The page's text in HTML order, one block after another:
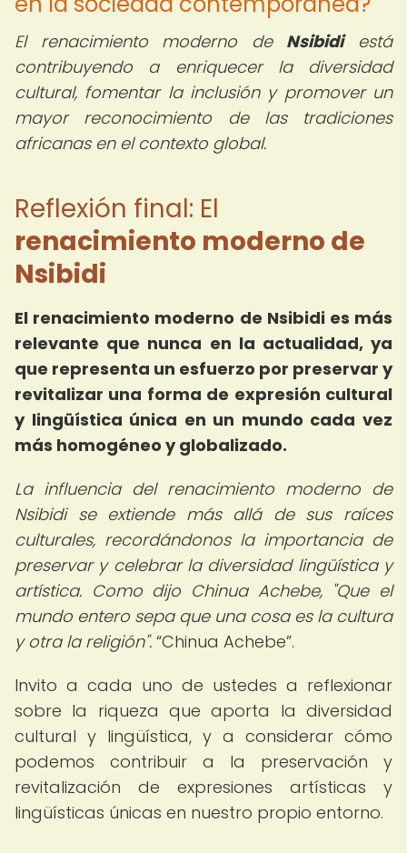
El renacimiento moderno de Nsibidiestá
contribuyendo a enriquecer la diversidad
cultural, fomentar la inclusión y promover un
mayor reconocimiento de las tradiciones
africanas en el contexto global.
Reflexión final: El
renacimiento moderno de
Nsibidi
El renacimiento moderno de Nsibidi es más
relevante que nunca en la actualidad, ya
que representa un esfuerzo por preservar y
revitalizar una forma de expresión cultural
y lingüística única en un mundo cada vez
más homogéneo y globalizado.
La influencia del renacimiento moderno de
Nsibidi se extiende más allá de sus raíces
culturales, recordándonos la importancia de
preservar y celebrar la diversidad lingüística y
artística. Como dijo Chinua Achebe, "Que el
mundo entero sepa que una cosa es la cultura
y otra la religión". Chinua Achebe .
Invito a cada uno de ustedes a reflexionar
sobre la riqueza que aporta la diversidad
cultural y lingüística, y a considerar cómo
podemos contribuir a la preservación y
revitalización de expresiones artísticas y
lingüísticas únicas en nuestro propio entorno.